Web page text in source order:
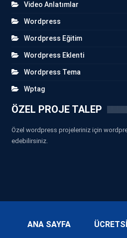
Video Anlatımlar
Wordpress
Wordpress Eğitim
Wordpress Eklenti
Wordpress Tema
Wptag
ÖZEL PROJE TALEP
Özel wordpress projeleriniz için
edebilirsiniz.
ANA SAYFA